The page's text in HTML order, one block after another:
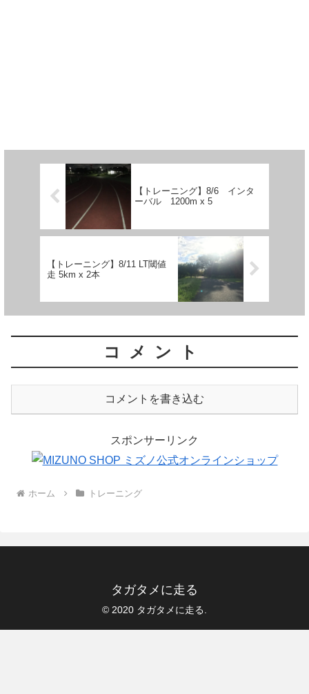
【トレーニング】8/6 インタ
ーバル 1200m x 5
【トレーニング】8/11 LT閾値
走 5km x 2本
コメント
コメントを書き込む
スポンサーリンク
ホーム トレーニング
タガタメに走る
© 2020 タガタメに走る.